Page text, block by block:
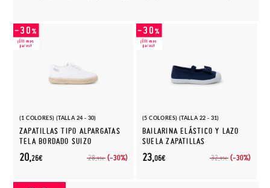
(1 COLORES) (TALLA 24 - 30)
ZAPATILLAS TIPO ALPARGATAS
TELA BORDADO SUIZO
28,95€ (-30%)
20,26€
(5 COLORES) (TALLA 22 - 31)
BAILARINA ELÁSTICO Y LAZO
SUELA ZAPATILLAS
32,95€ (-30%)
23,06€